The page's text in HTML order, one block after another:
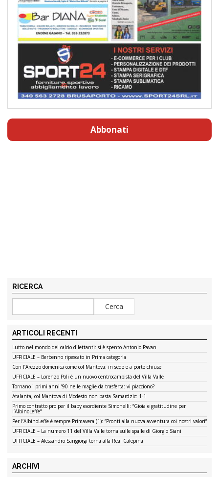
Abbonati
RICERCA
ARTICOLI RECENTI
Lutto nel mondo del calcio dilettanti: si è spento Antonio Pavan
UFFICIALE – Berbenno ripescato in Prima categoria
Con l’Arezzo domenica come col Mantova: in sede e a porte chiuse
UFFICIALE – Lorenzo Poli è un nuovo centrocampista del Villa Valle
Tornano i primi anni ’90 nelle maglie da trasferta: vi piacciono?
Atalanta, col Mantova di Modesto non basta Samardzic: 1-1
Primo contratto pro per il baby esordiente Simonelli: “Gioia e gratitudine per
l’AlbinoLeffe”
Per l’AlbinoLeffe è sempre Primavera (1): “Pronti alla nuova avventura coi nostri valori”
UFFICIALE – La numero 11 del Villa Valle torna sulle spalle di Giorgio Siani
UFFICIALE – Alessandro Sangiorgi torna alla Real Calepina
ARCHIVI